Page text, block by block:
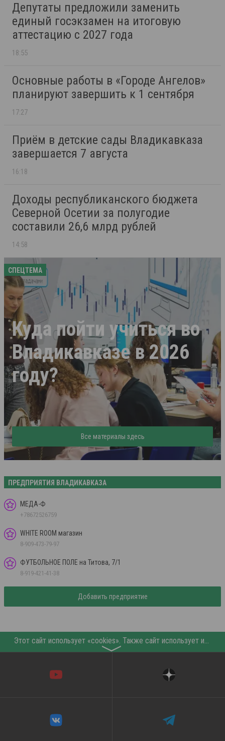
Депутаты предложили заменить
единый госэкзамен на итоговую
аттестацию с 2027 года
18:55
Основные работы в «Городе Ангелов»
планируют завершить к 1 сентября
17:27
Приём в детские сады Владикавказа
завершается 7 августа
16:18
Доходы республиканского бюджета
Северной Осетии за полугодие
составили 26,6 млрд рублей
14:58
СПЕЦТЕМА
Куда пойти учиться во
Владикавказе в 2026
году?
Все материалы здесь
ПРЕДПРИЯТИЯ ВЛАДИКАВКАЗА
МЕДА-Ф
+78672526759
WHITE ROOM магазин
8-909-473-79-97
ФУТБОЛЬНОЕ ПОЛЕ на Титова, 7/1
8-919-421-41-38
Добавить предприятие
Этот сайт использует «cookies». Также сайт использует интернет-сервис для сбора технических данных касательно посетителей с целью получения маркетинговой и статистической информации. Условия обработки данных посетителей сайта см.
〉